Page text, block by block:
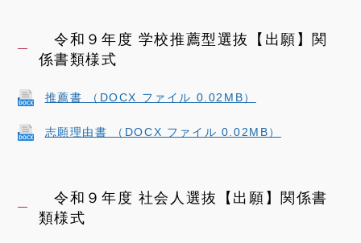
令和９年度 学校推薦型選抜【出願】関
係書類様式
推薦書 （DOCX ファイル 0.02MB）
志願理由書 （DOCX ファイル 0.02MB）
令和９年度 社会人選抜【出願】関係書
類様式